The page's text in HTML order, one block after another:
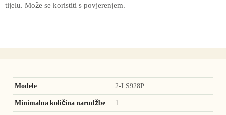
tijelu. Može se koristiti s povjerenjem.
Modele 2-LS928P
Minimalna količina narudžbe 1